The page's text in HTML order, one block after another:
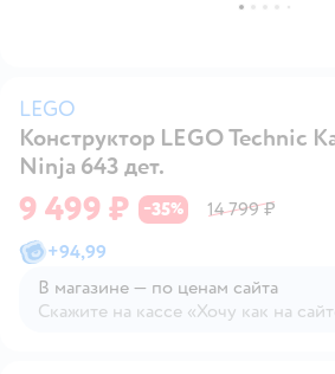
LEGO
Конструктор LEGO Technic
Ninja 643 дет.
9 499 ₽ −35%
14 799 ₽
+94,99
В магазине — по ценам сайта
Скажите на кассе «Хочу как на